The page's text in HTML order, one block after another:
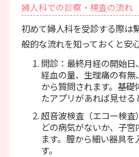
婦人科での診察・検査の流れ
初めて婦人科を受診する際は
般的な流れを知っておくと安心
問診：最終月経の開始日
経血の量、生理痛の有
から質問されます。基
たアプリがあれば見せる
超音波検査（エコー検
どの病気がないか、子
ます。膣から細い器具
す。